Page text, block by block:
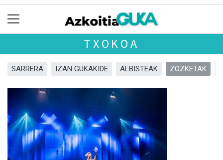
TXOKOA
SARRERA IZAN GUKAKIDE ALBISTEAK ZOZKETAK